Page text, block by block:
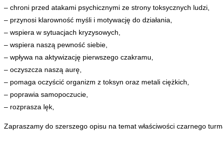
– chroni przed atakami psychicznymi ze strony toksycznych ludzi,
– przynosi klarowność myśli i motywację do działania,
– wspiera w sytuacjach kryzysowych,
– wspiera naszą pewność siebie,
– wpływa na aktywizację pierwszego czakramu,
– oczyszcza naszą aurę,
– pomaga oczyścić organizm z toksyn oraz metali ciężkich,
– poprawia samopoczucie,
– rozprasza lęk,
Zapraszamy do szerszego opisu na temat właściwości czarnego